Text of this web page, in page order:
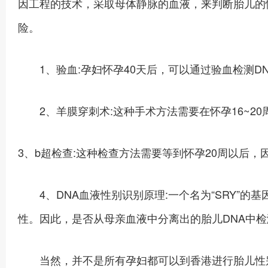
险。
1、验血:孕妇怀孕40天后，可以通过验血检测
2、羊膜穿刺术:这种手术方法需要在怀孕16~20
3、b超检查:这种检查方法需要等到怀孕20周以后
4、DNA血液性别识别原理:一个名为“SRY”的基
性。因此，是否从母亲血液中分离出的胎儿DNA中
当然，并不是所有孕妇都可以到香港进行胎儿性